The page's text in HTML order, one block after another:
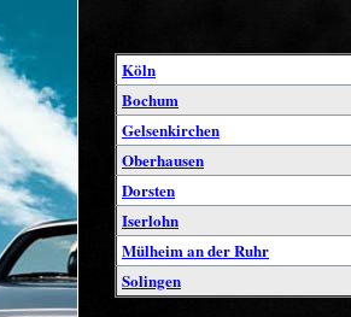
Köln
Bochum
Gelsenkirchen
Oberhausen
Dorsten
Iserlohn
Mülheim an der Ruhr
Solingen